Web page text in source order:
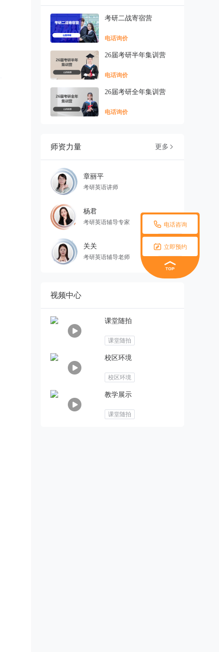
 电话咨询
 立即预约
考研二战寄宿营
电话询价
26届考研半年集训营
电话询价
26届考研全年集训营
电话询价
师资力量 更多 
章丽平
考研英语讲师
杨君
考研英语辅导专家
关关
考研英语辅导老师
视频中心
课堂随拍
课堂随拍
校区环境
校区环境
教学展示
课堂随拍